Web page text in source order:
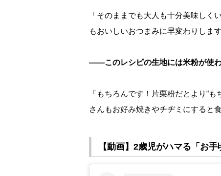
「そのままでも大人も十分美味しく
もおいしいおつまみに早変わりします
――このレシピの生地には米粉が使
「もちろんです！片栗粉だとより“
さんもお好み焼きやチヂミにすると
【動画】2歳児がハマる「お手